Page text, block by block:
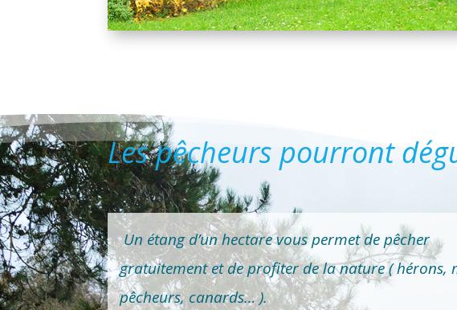
Les pêcheurs pourront
Un étang d’un hectare vous permet de pêcher
gratuitement et de profiter de la nature ( hérons,
pêcheurs, canards… ).